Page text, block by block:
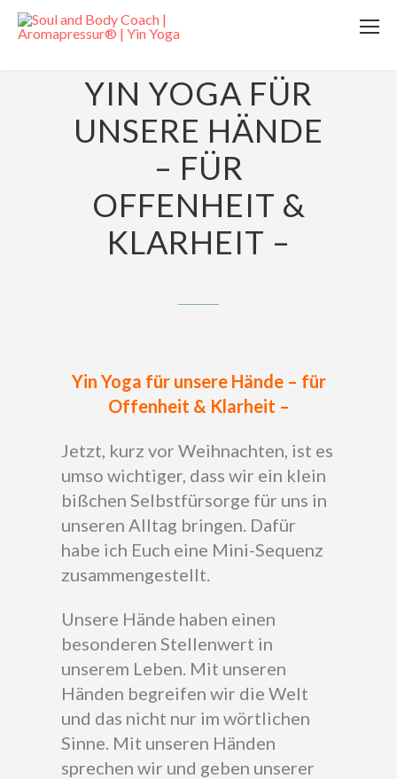
YIN YOGA FÜR
UNSERE HÄNDE
– FÜR
OFFENHEIT &
KLARHEIT –
Yin Yoga für unsere Hände – für
Offenheit & Klarheit –
Jetzt, kurz vor Weihnachten, ist es
umso wichtiger, dass wir ein klein
bißchen Selbstfürsorge für uns in
unseren Alltag bringen. Dafür
habe ich Euch eine Mini-Sequenz
zusammengestellt.
Unsere Hände haben einen
besonderen Stellenwert in
unserem Leben. Mit unseren
Händen begreifen wir die Welt
und das nicht nur im wörtlichen
Sinne. Mit unseren Händen
sprechen wir und geben unserer